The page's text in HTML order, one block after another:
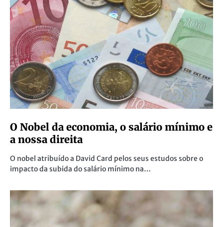
O Nobel da economia, o salário mínimo e
a nossa direita
O nobel atribuído a David Card pelos seus estudos sobre o
impacto da subida do salário mínimo na…